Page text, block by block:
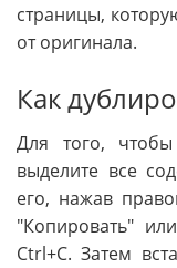
страницы,
от оригинала.
Как
Для того,
выделите все
его, нажав
"Копировать"
Ctrl+C. Затем